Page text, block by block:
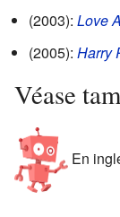
(2003): Love
(2005): Harry
Véase
En